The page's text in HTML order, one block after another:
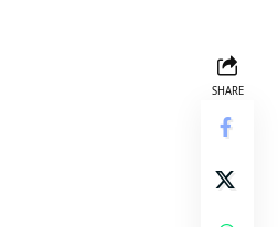
SHARE